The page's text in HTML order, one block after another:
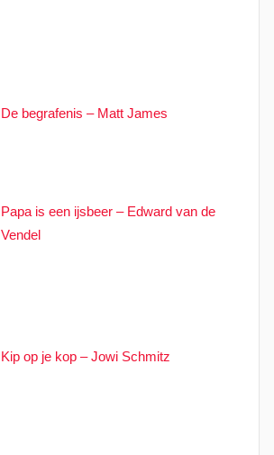
De begrafenis – Matt James
Papa is een ijsbeer – Edward van de
Vendel
Kip op je kop – Jowi Schmitz